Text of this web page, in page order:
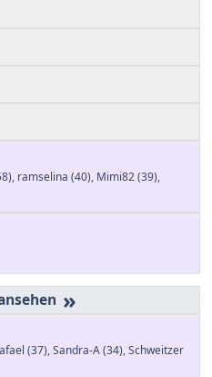
, ramselina (40), Mimi82(39),
»
(37),Sandra-A(34),Schweitzer